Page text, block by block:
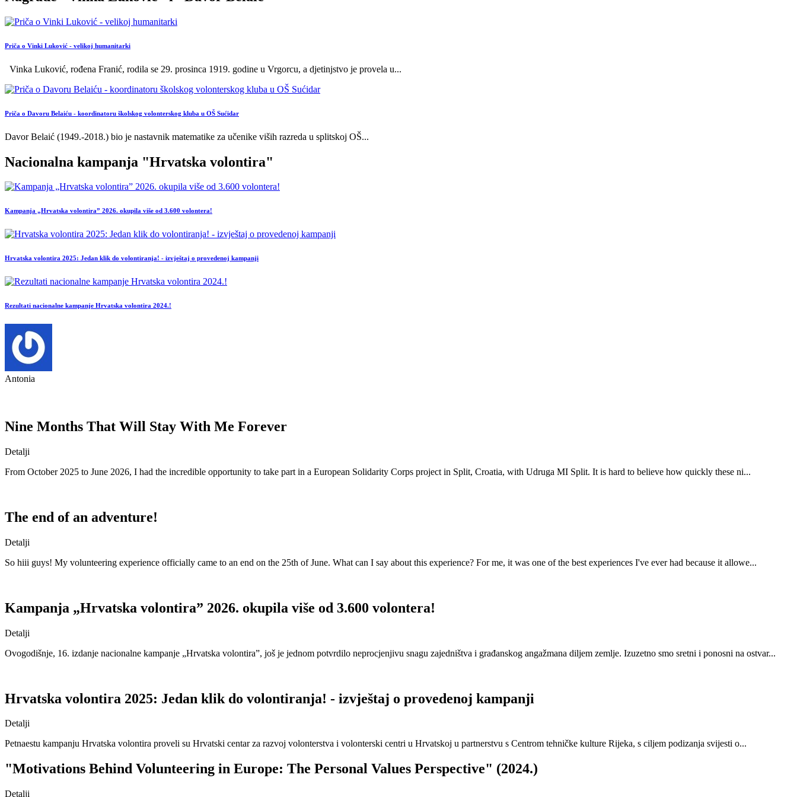
Priča o Vinki Luković - velikoj humanitarki
Vinka Luković, rođena Franić, rodila se 29. prosinca 1919. godine u Vrgorcu, a djetinjstvo je provela u...
Priča o Davoru Belaiću - koordinatoru školskog volonterskog kluba u OŠ Sućidar
Davor Belaić (1949.-2018.) bio je nastavnik matematike za učenike viših razreda u splitskoj OŠ...
Nacionalna kampanja "Hrvatska volontira"
Kampanja „Hrvatska volontira” 2026. okupila više od 3.600 volontera!
Hrvatska volontira 2025: Jedan klik do volontiranja! - izvještaj o provedenoj kampanji
Rezultati nacionalne kampanje Hrvatska volontira 2024.!
Antonia
Nine Months That Will Stay With Me Forever
Detalji
From October 2025 to June 2026, I had the incredible opportunity to take part in a European Solidarity Corps project in Split, Croatia, with Udruga MI Split. It is hard to believe how quickly these ni...
The end of an adventure!
Detalji
So hiii guys! My volunteering experience officially came to an end on the 25th of June. What can I say about this experience? For me, it was one of the best experiences I've ever had because it allowe...
Kampanja „Hrvatska volontira” 2026. okupila više od 3.600 volontera!
Detalji
Ovogodišnje, 16. izdanje nacionalne kampanje „Hrvatska volontira”, još je jednom potvrdilo neprocjenjivu snagu zajedništva i građanskog angažmana diljem zemlje. Izuzetno smo sretni i ponosni na ostvar...
Hrvatska volontira 2025: Jedan klik do volontiranja! - izvještaj o provedenoj kampanji
Detalji
Petnaestu kampanju Hrvatska volontira proveli su Hrvatski centar za razvoj volonterstva i volonterski centri u Hrvatskoj u partnerstvu s Centrom tehničke kulture Rijeka, s ciljem podizanja svijesti o...
"Motivations Behind Volunteering in Europe: The Personal Values Perspective" (2024.)
Detalji